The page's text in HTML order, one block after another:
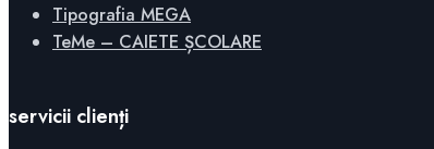
Tipografia MEGA
TeMe – CAIETE ȘCOLARE
servicii clienți